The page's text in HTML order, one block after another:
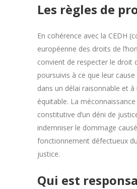
Les règles de
En cohérence avec la CEDH
européenne des droits de
convient de respecter le droit
poursuivis à ce que leur
dans un délai raisonnable et à
équitable. La
constitutive d’un déni de
indemniser le dommage
fonctionnement défectueux
justice.
Qui est